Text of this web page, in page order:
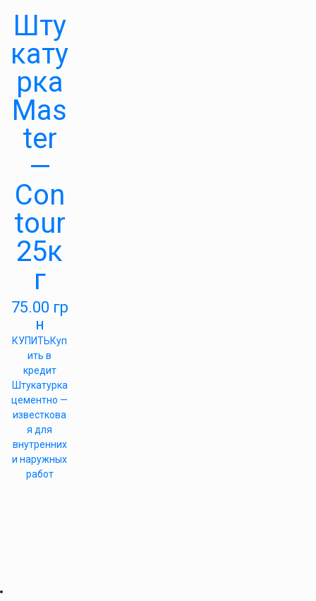
Шту
кату
рка
Mas
ter
—
Con
tour
25к
г
75.00 гр
н
КУПИТЬКуп
ить в
кредит
Штукатурка
цементно —
известкова
я для
внутренних
и наружных
работ